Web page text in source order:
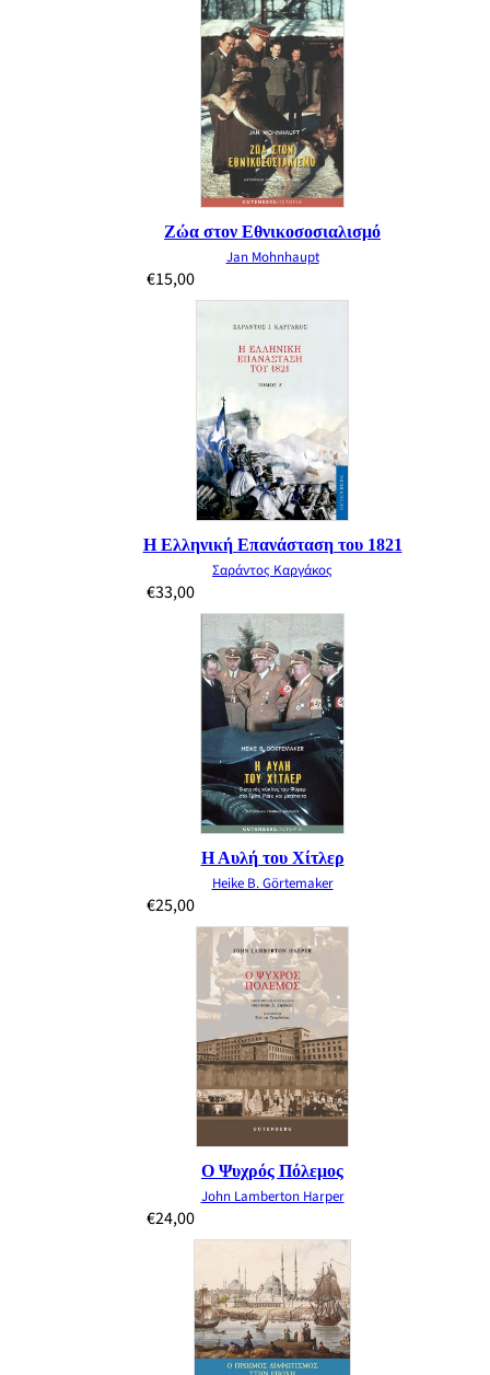
Ζώα στον Εθνικοσοσιαλισμό
Jan Mohnhaupt
€15,00
Η Ελληνική Επανάσταση του 1821
Σαράντος Καργάκος
€33,00
Η Αυλή του Χίτλερ
Heike B. Görtemaker
€25,00
Ο Ψυχρός Πόλεμος
John Lamberton Harper
€24,00